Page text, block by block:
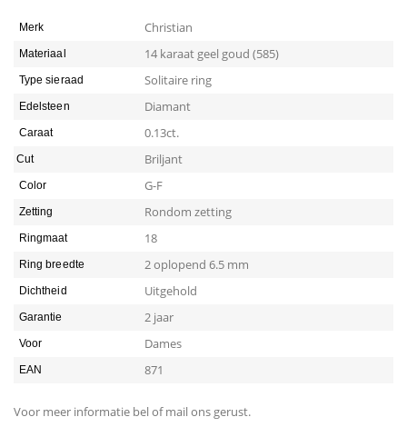
Merk Christian
Materiaal 14 karaat geel goud (585)
Type sieraad Solitaire ring
Edelsteen Diamant
Caraat 0.13ct.
Cut Briljant
Color G-F
Zetting Rondom zetting
Ringmaat 18
Ring breedte 2 oplopend 6.5 mm
Dichtheid Uitgehold
Garantie 2 jaar
Voor Dames
EAN 871
Voor meer informatie bel of mail ons gerust.